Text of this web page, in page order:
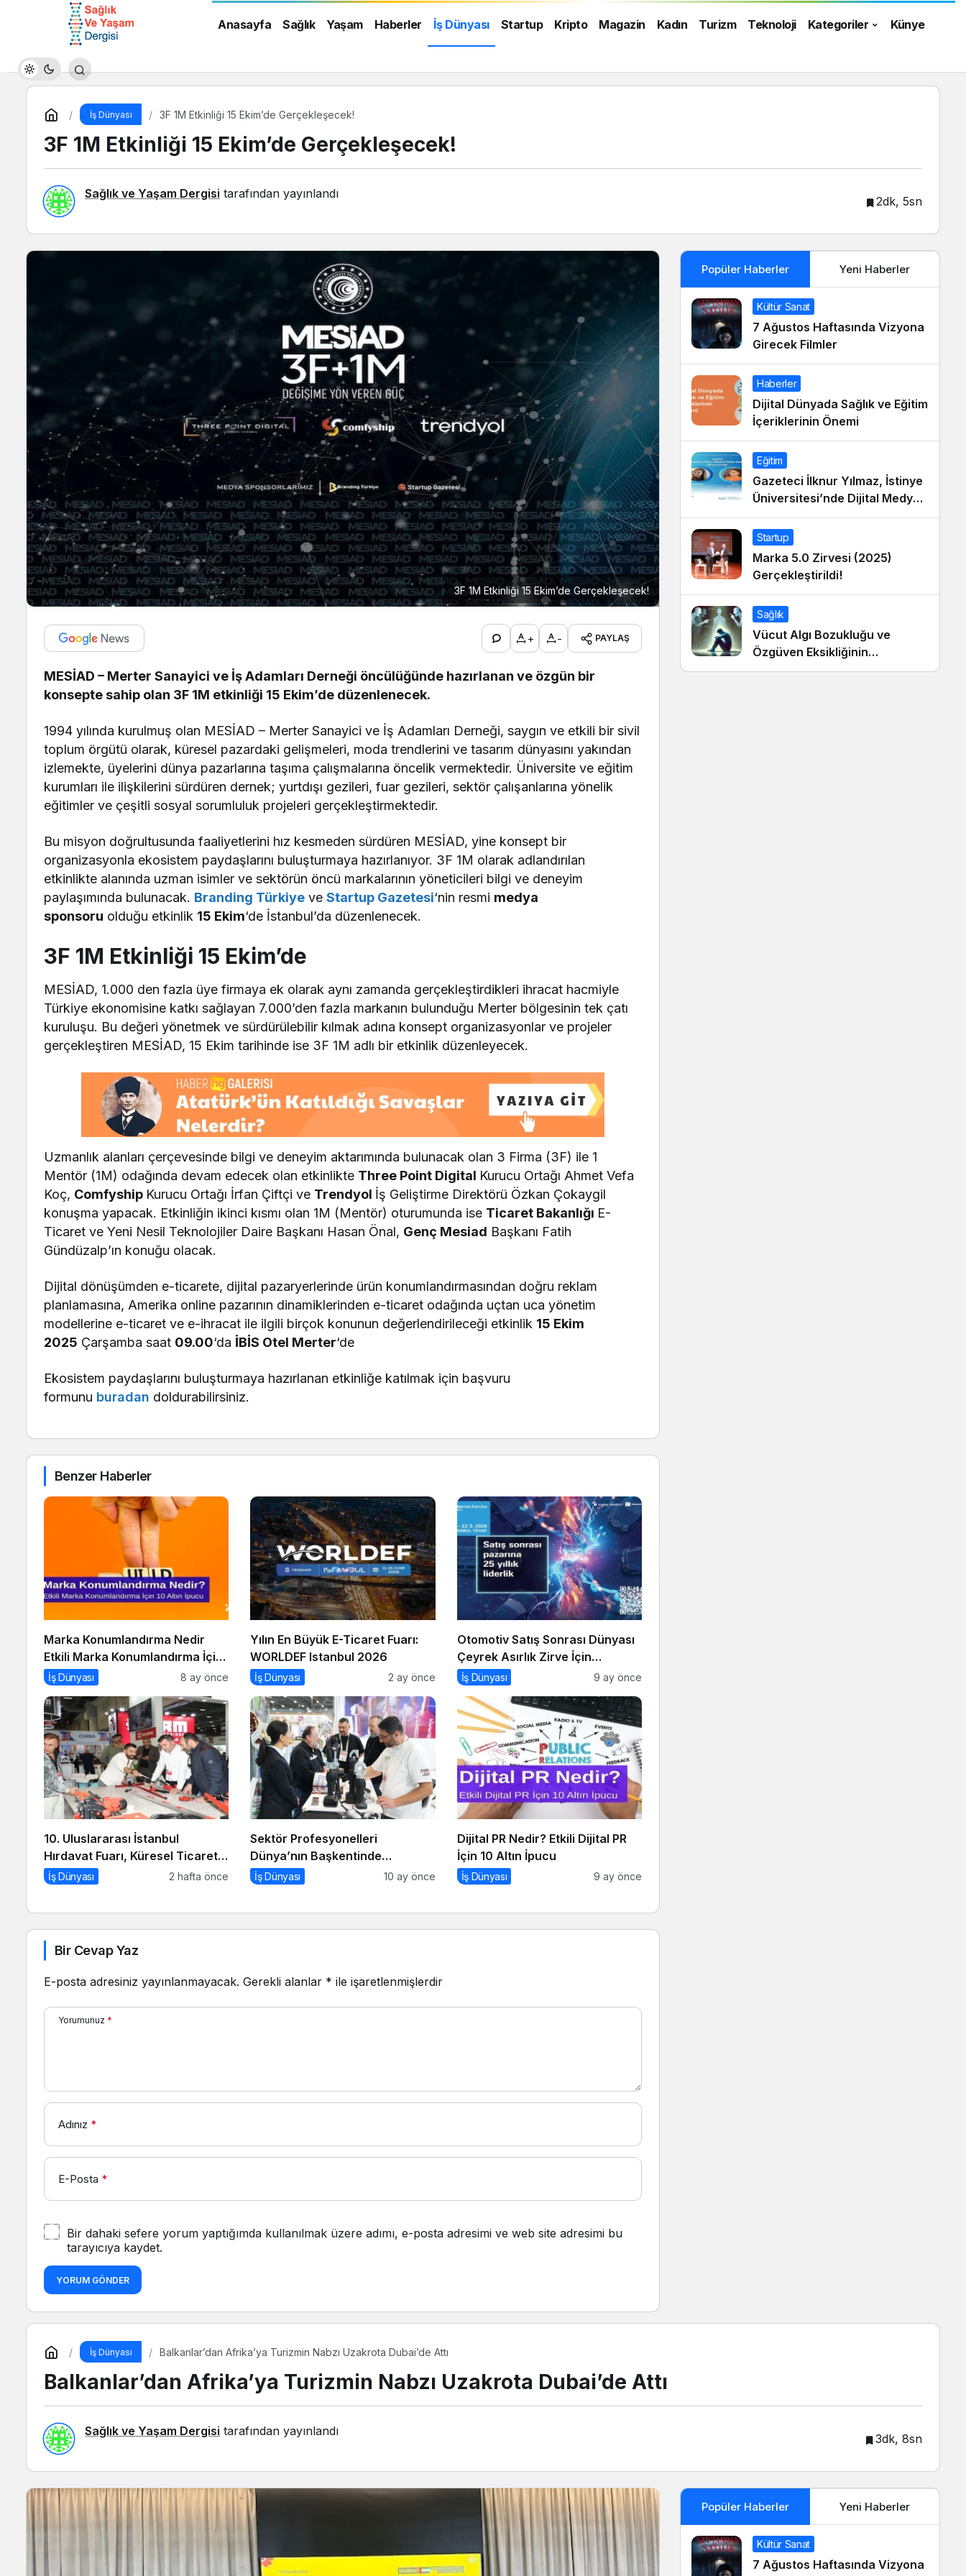
Anasayfa Sağlık Yaşam Haberler İş Dünyası Startup Kripto Magazin Kadın Turizm Teknoloji Kategoriler Künye
İş Dünyası 3F 1M Etkinliği 15 Ekim’de Gerçekleşecek!
3F 1M Etkinliği 15 Ekim’de Gerçekleşecek!
Sağlık ve Yaşam Dergisi tarafından yayınlandı
2dk, 5sn
3F 1M Etkinliği 15 Ekim’de Gerçekleşecek!
+ - PAYLAŞ
MESİAD – Merter Sanayici ve İş Adamları Derneği öncülüğünde hazırlanan ve özgün bir
konsepte sahip olan 3F 1M etkinliği 15 Ekim’de düzenlenecek.
1994 yılında kurulmuş olan MESİAD – Merter Sanayici ve İş Adamları Derneği, saygın ve etkili bir sivil
toplum örgütü olarak, küresel pazardaki gelişmeleri, moda trendlerini ve tasarım dünyasını yakından
izlemekte, üyelerini dünya pazarlarına taşıma çalışmalarına öncelik vermektedir. Üniversite ve eğitim
kurumları ile ilişkilerini sürdüren dernek; yurtdışı gezileri, fuar gezileri, sektör çalışanlarına yönelik
eğitimler ve çeşitli sosyal sorumluluk projeleri gerçekleştirmektedir.
Bu misyon doğrultusunda faaliyetlerini hız kesmeden sürdüren MESİAD, yine konsept bir
organizasyonla ekosistem paydaşlarını buluşturmaya hazırlanıyor. 3F 1M olarak adlandırılan
etkinlikte alanında uzman isimler ve sektörün öncü markalarının yöneticileri bilgi ve deneyim
paylaşımında bulunacak. Branding Türkiye veStartup Gazetesi‘nin resmi medya
sponsoru olduğu etkinlik 15 Ekim‘de İstanbul’da düzenlenecek.
3F 1M Etkinliği 15 Ekim’de
MESİAD, 1.000 den fazla üye firmaya ek olarak aynı zamanda gerçekleştirdikleri ihracat hacmiyle
Türkiye ekonomisine katkı sağlayan 7.000’den fazla markanın bulunduğu Merter bölgesinin tek çatı
kuruluşu. Bu değeri yönetmek ve sürdürülebilir kılmak adına konsept organizasyonlar ve projeler
gerçekleştiren MESİAD, 15 Ekim tarihinde ise 3F 1M adlı bir etkinlik düzenleyecek.
Uzmanlık alanları çerçevesinde bilgi ve deneyim aktarımında bulunacak olan 3 Firma (3F) ile 1
Mentör (1M) odağında devam edecek olan etkinlikte Three Point Digital Kurucu Ortağı Ahmet Vefa
Koç, Comfyship Kurucu Ortağı İrfan Çiftçi ve Trendyol İş Geliştirme Direktörü Özkan Çokaygil
konuşma yapacak. Etkinliğin ikinci kısmı olan 1M (Mentör) oturumunda ise Ticaret Bakanlığı E-
Ticaret ve Yeni Nesil Teknolojiler Daire Başkanı Hasan Önal, Genç Mesiad Başkanı Fatih
Gündüzalp’ın konuğu olacak.
Dijital dönüşümden e-ticarete, dijital pazaryerlerinde ürün konumlandırmasından doğru reklam
planlamasına, Amerika online pazarının dinamiklerinden e-ticaret odağında uçtan uca yönetim
modellerine e-ticaret ve e-ihracat ile ilgili birçok konunun değerlendirileceği etkinlik 15 Ekim
2025 Çarşamba saat 09.00‘da İBİS Otel Merter‘de
Ekosistem paydaşlarını buluşturmaya hazırlanan etkinliğe katılmak için başvuru
formunu buradan doldurabilirsiniz.
Benzer Haberler
Marka Konumlandırma Nedir
Etkili Marka Konumlandırma İçin
10 Altın İpucu
İş Dünyası 8 ay önce
Yılın En Büyük E-Ticaret Fuarı:
WORLDEF Istanbul 2026
İş Dünyası 2 ay önce
Otomotiv Satış Sonrası Dünyası
Çeyrek Asırlık Zirve İçin
İstanbul’da Buluşuyor
İş Dünyası 9 ay önce
10. Uluslararası İstanbul
Hırdavat Fuarı, Küresel Ticaretin
Yeni Merkezi Olmaya
İş Dünyası 2 hafta önce
Sektör Profesyonelleri
Dünya’nın Başkentinde
Buluşacak!
İş Dünyası 10 ay önce
Dijital PR Nedir? Etkili Dijital PR
İçin 10 Altın İpucu
İş Dünyası 9 ay önce
Bir Cevap Yaz
E-posta adresiniz yayınlanmayacak. Gerekli alanlar * ile işaretlenmişlerdir
Yorumunuz *
Adınız *
E-Posta *
Bir dahaki sefere yorum yaptığımda kullanılmak üzere adımı, e-posta adresimi ve web site adresimi bu
tarayıcıya kaydet.
YORUM GÖNDER
Popüler Haberler Yeni Haberler
Kültür Sanat
7 Ağustos Haftasında Vizyona
Girecek Filmler
Haberler
Dijital Dünyada Sağlık ve Eğitim
İçeriklerinin Önemi
Eğitim
Gazeteci İlknur Yılmaz, İstinye
Üniversitesi’nde Dijital Medya
Okuryazarlığı Dersinin Konuğu
Oldu
Startup
Marka 5.0 Zirvesi (2025)
Gerçekleştirildi!
Sağlık
Vücut Algı Bozukluğu ve
Özgüven Eksikliğinin
Görünmeyen Kökleri
İş Dünyası Balkanlar’dan Afrika’ya Turizmin Nabzı Uzakrota Dubai’de Attı
Balkanlar’dan Afrika’ya Turizmin Nabzı Uzakrota Dubai’de Attı
Sağlık ve Yaşam Dergisi tarafından yayınlandı
3dk, 8sn
Popüler Haberler Yeni Haberler
Kültür Sanat
7 Ağustos Haftasında Vizyona